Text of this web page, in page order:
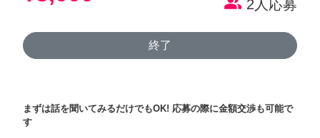
2人応募
終了
まずは話を聞いてみるだけでもOK! 応募の際に金額交渉も可能で
す